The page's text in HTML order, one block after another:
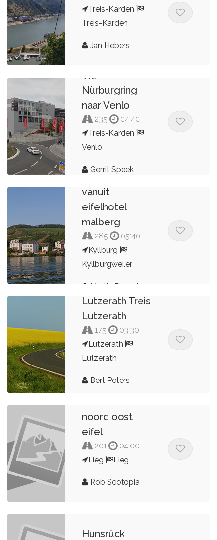
Treis-Karden
Treis-Karden
Jan Hebers
Via
Nürburgring
naar Venlo
235
04:40
Treis-Karden
Venlo
Gerrit Speek
Rondje moezel
vanuit
eifelhotel
malberg
285
05:40
Kyllburg
Kyllburgweiler
Martin Duyndam
Lutzerath Treis
Lutzerath
175
03:30
Lutzerath
Lutzerath
Bert Peters
noord oost
eifel
201
04:00
Lieg
Lieg
Rob Scotopia
Hunsrück